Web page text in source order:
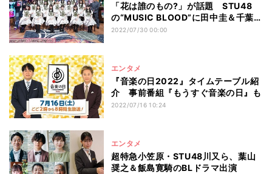
「花は誰のもの?」が話題 STU48
の“MUSIC BLOOD”に田中圭＆千葉雄
大が迫る
2022/07/30 00:00
エンタメ
『音楽の日2022』タイムテーブル紹
介 事前番組『もうすぐ音楽の日』も
2022/07/16 10:24
エンタメ
超特急小笠原・STU48川又ら、葉山
奨之＆飯島寛騎のBLドラマ出演